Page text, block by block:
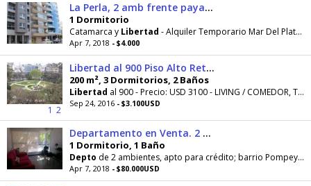
La Perla, 2 amb frente paya Catamarca y Libertad, SOLO FAMILIA, 5 pers. $ 1200 x dia
1 Dormitorio
Catamarca y Libertad - Alquiler Temporario Mar Del Plata •Dueño particular Alquila
Apr 7, 2018 - $4.000
1 2
Libertad al 900 Piso Alto Retiro
200 m², 3 Dormitorios, 2 Baños
Libertad al 900 - Precio: USD 3100 - LIVING / COMEDOR, TOILETTE, 3 DORMITORIOS (SUITE), COCINA
Sep 24, 2016 - $3.100USD
Departamento en Venta. 2 Amb. 1 Dor. 40 M2. 40 M2 Cub. 2 amb Libertad y Chaco
1 Dormitorio, 1 Baño
Depto de 2 ambientes, apto para crédito; barrio Pompeya, Av.
Apr 7, 2018 - $80.000USD